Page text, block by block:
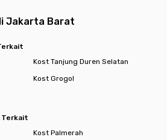
km
Jakarta Barat
Kost Tanjung Duren Selatan
Kost Grogol
Terkait
Kost Palmerah